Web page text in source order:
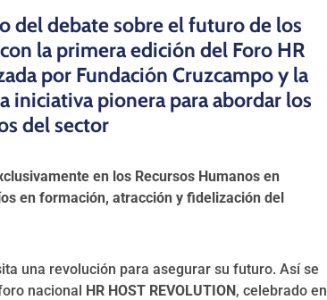
del debate sobre el futuro de los
la primera edición del Foro HR
por Fundación Cruzcampo y la
iniciativa pionera para abordar los
del sector
en los Recursos Humanos en
en formación, atracción y fidelización del
una revolución para asegurar su futuro. Así se
nacional HR HOST REVOLUTION, celebrado en